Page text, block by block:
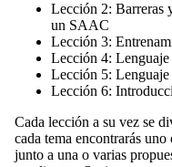
Lección 2: Barreras
un SAAC
Lección 3:
Lección 4:
Lección 5:
Lección 6:
Cada lección a su vez se
cada tema encontrarás
junto a una o varias